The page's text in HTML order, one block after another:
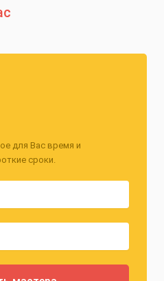
для Вас время и
сроки.